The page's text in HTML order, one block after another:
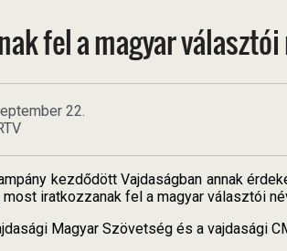
fel a magyar
22.
kezdődött Vajdaságban annak
iratkozzanak fel a magyar választói
Magyar Szövetség és a vajdasági